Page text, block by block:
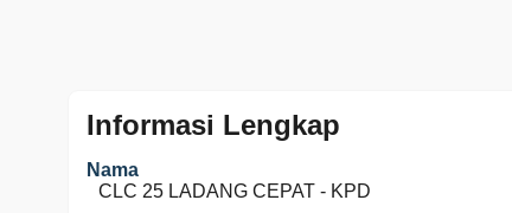
Informasi Lengkap
Nama
CLC 25 LADANG CEPAT - KPD